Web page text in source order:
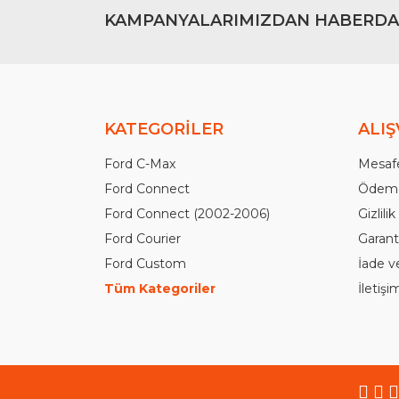
KAMPANYALARIMIZDAN
KATEGORİLER
Ford C-Max
Ford Connect
Ford Connect (2002-2006)
Ford Courier
Ford Custom
Tüm Kategoriler
İade